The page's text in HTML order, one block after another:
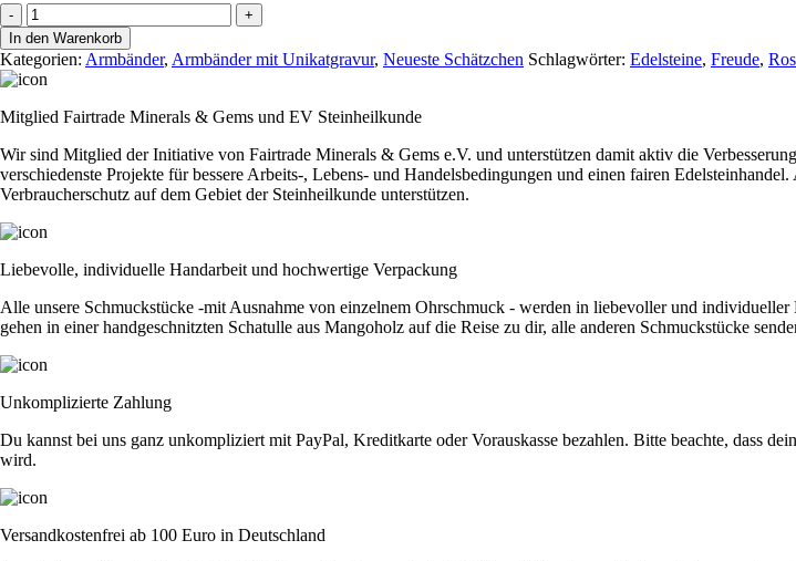
-
Armband
"Heute
ist
mein
Tag"
handgestempelt
Menge
+
In den Warenkorb
Kategorien: Armbänder, Armbänder mit Unikatgravur, Neueste Schätzchen Schlagwörter: Edelsteine, Freude,
Mitglied Fairtrade Minerals & Gems und EV Steinheilkunde
Wir sind Mitglied der Initiative von Fairtrade Minerals & Gems e.V. und unterstützen damit aktiv die
verschiedenste Projekte für bessere Arbeits-, Lebens- und Handelsbedingungen und einen fairen
Verbraucherschutz auf dem Gebiet der Steinheilkunde unterstützen.
Liebevolle, individuelle Handarbeit und hochwertige Verpackung
Alle unsere Schmuckstücke -mit Ausnahme von einzelnem Ohrschmuck - werden in liebevoller und
gehen in einer handgeschnitzten Schatulle aus Mangoholz auf die Reise zu dir, alle anderen Schmuckstücke
Unkomplizierte Zahlung
Du kannst bei uns ganz unkompliziert mit PayPal, Kreditkarte oder Vorauskasse bezahlen. Bitte beachte, dass
wird.
Versandkostenfrei ab 100 Euro in Deutschland